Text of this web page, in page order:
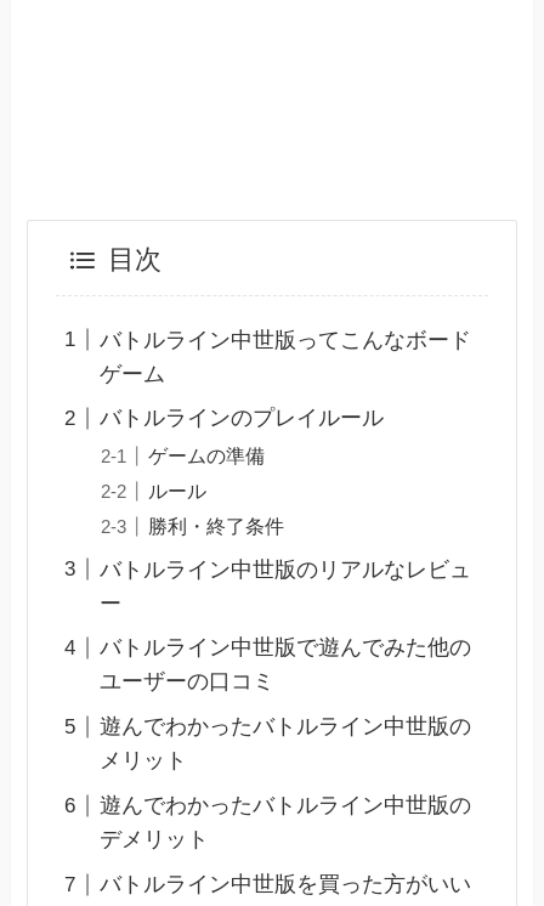
目次
バトルライン中世版ってこんなボード
ゲーム
バトルラインのプレイルール
ゲームの準備
ルール
勝利・終了条件
バトルライン中世版のリアルなレビュ
ー
バトルライン中世版で遊んでみた他の
ユーザーの口コミ
遊んでわかったバトルライン中世版の
メリット
遊んでわかったバトルライン中世版の
デメリット
バトルライン中世版を買った方がいい